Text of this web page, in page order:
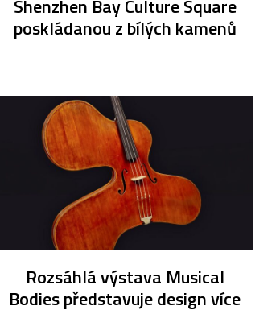
Shenzhen Bay Culture Square
poskládanou z bílých kamenů
Rozsáhlá výstava Musical
Bodies představuje design více